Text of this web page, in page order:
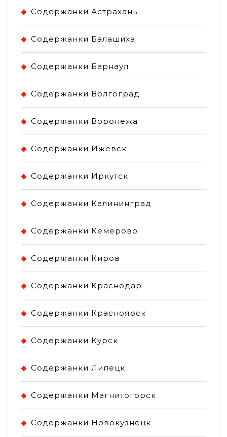
Содержанки Астрахань
Содержанки Балашиха
Содержанки Барнаул
Содержанки Волгоград
Содержанки Воронежа
Содержанки Ижевск
Содержанки Иркутск
Содержанки Калининград
Содержанки Кемерово
Содержанки Киров
Содержанки Краснодар
Содержанки Красноярск
Содержанки Курск
Содержанки Липецк
Содержанки Магнитогорск
Содержанки Новокузнецк